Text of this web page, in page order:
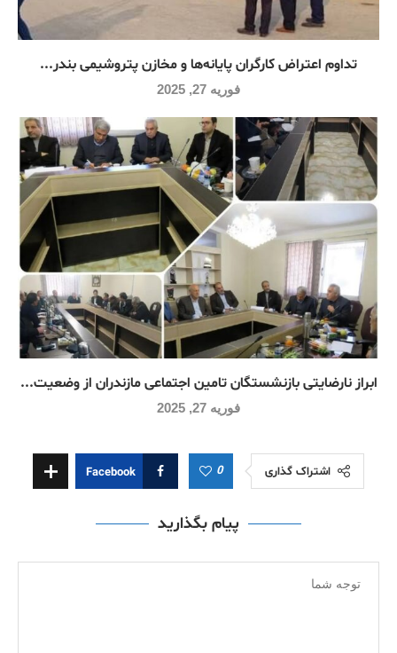
تداوم اعتراض کارگران پایانه‌ها و مخازن پتروشیمی بندر...
فوریه 27, 2025
ابراز نارضایتی بازنشستگان تامین اجتماعی مازندران از وضعیت...
فوریه 27, 2025
اشتراک گذاری 0
Facebook
پیام بگذارید